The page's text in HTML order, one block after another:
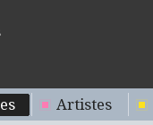
Artistes